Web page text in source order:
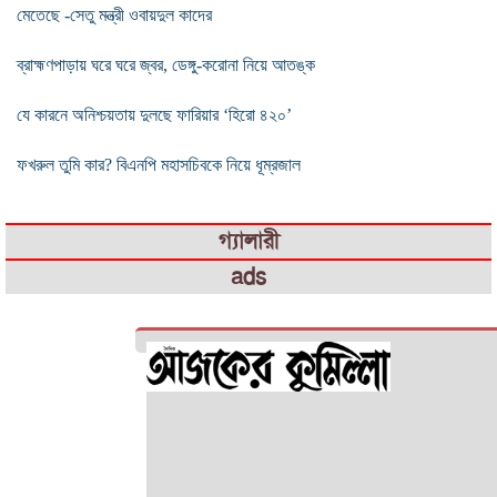
মেতেছে -সেতু মন্ত্রী ওবায়দুল কাদের
ব্রাহ্মণপাড়ায় ঘরে ঘরে জ্বর, ডেঙ্গু-করোনা নিয়ে আতঙ্ক
যে কারনে অনিশ্চয়তায় দুলছে ফারিয়ার ‘হিরো ৪২০’
ফখরুল তুমি কার? বিএনপি মহাসচিবকে নিয়ে ধূম্রজাল
গ্যালারী
ads